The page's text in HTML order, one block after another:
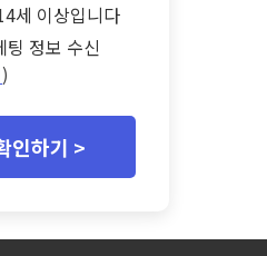
세 이상입니다
팅 정보 수신
)
인하기 >